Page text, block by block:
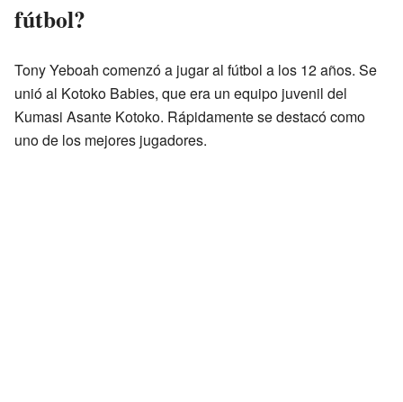
fútbol?
Tony Yeboah comenzó a jugar al fútbol a los 12 años. Se
unió al Kotoko Babies, que era un equipo juvenil del
Kumasi Asante Kotoko. Rápidamente se destacó como
uno de los mejores jugadores.